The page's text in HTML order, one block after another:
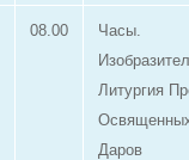
08.00
Часы.
Литургия
Даров